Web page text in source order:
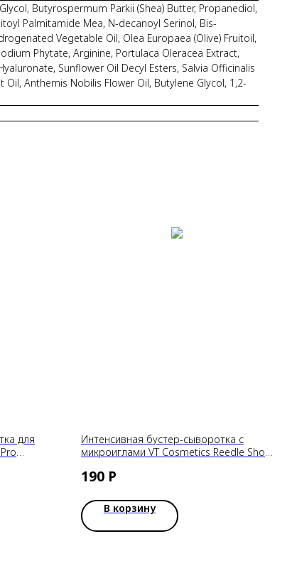
Butyrospermum Parkii (Shea) Butter, Propanediol,
Palmitamide Mea, N-decanoyl Serinol, Bis-
Vegetable Oil, Olea Europaea (Olive) Fruitoil,
Phytate, Arginine, Portulaca Oleracea Extract,
Sunflower Oil Decyl Esters, Salvia Officinalis
Anthemis Nobilis Flower Oil, Butylene Glycol, 1,2-
для
Интенсивная бустер-сыворотка с
микроиглами VT Cosmetics Reedle Shot
190 Р
В корзину